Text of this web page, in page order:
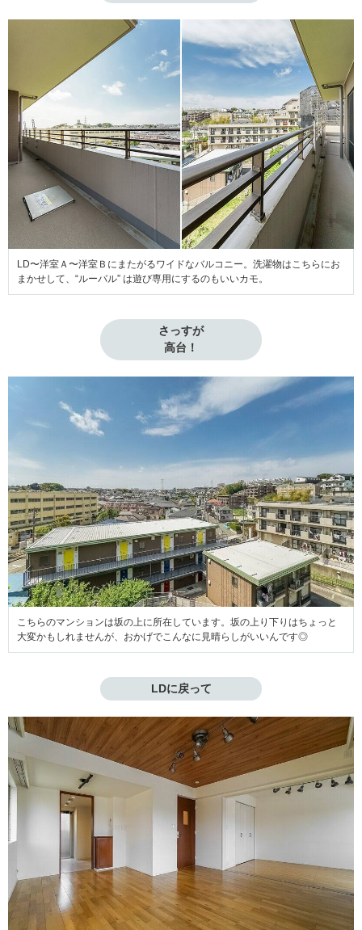
LD〜洋室Ａ〜洋室Ｂにまたがるワイドなバルコニー。洗濯物はこちらにお
まかせして、“ルーバル” は遊び専用にするのもいいカモ。
さっすが
高台！
こちらのマンションは坂の上に所在しています。坂の上り下りはちょっと
大変かもしれませんが、おかげでこんなに見晴らしがいいんです◎
LDに戻って